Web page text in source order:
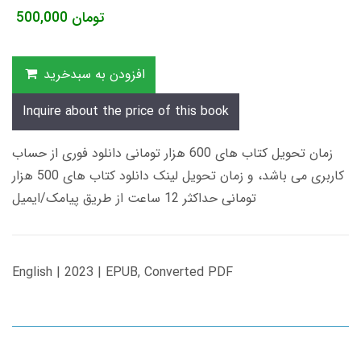
500,000 تومان
افزودن به سبدخرید
Inquire about the price of this book
زمان تحویل کتاب های 600 هزار تومانی دانلود فوری از حساب
کاربری می باشد، و زمان تحویل لینک دانلود کتاب های 500 هزار
تومانی حداکثر 12 ساعت از طریق پیامک/ایمیل
English | 2023 | EPUB, Converted PDF